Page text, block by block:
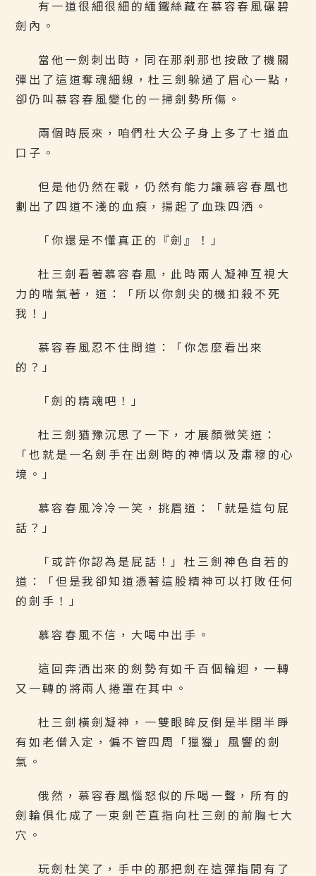
有一道很細很細的緬鐵絲藏在慕容春風碾碧
劍內。
當他一劍刺出時，同在那剎那也按啟了機關
彈出了這道奪魂細線，杜三劍躲過了眉心一點，
卻仍叫慕容春風變化的一掃劍勢所傷。
兩個時辰來，咱們杜大公子身上多了七道血
口子。
但是他仍然在戰，仍然有能力讓慕容春風也
劃出了四道不淺的血痕，揚起了血珠四洒。
「你還是不懂真正的『劍』！」
杜三劍看著慕容春風，此時兩人凝神互視大
力的喘氣著，道：「所以你劍尖的機扣殺不死
我！」
慕容春風忍不住問道：「你怎麼看出來
的？」
「劍的精魂吧！」
杜三劍猶豫沉思了一下，才展顏微笑道：
「也就是一名劍手在出劍時的神情以及肅穆的心
境。」
慕容春風冷冷一笑，挑眉道：「就是這句屁
話？」
「或許你認為是屁話！」杜三劍神色自若的
道：「但是我卻知道憑著這股精神可以打敗任何
的劍手！」
慕容春風不信，大喝中出手。
這回奔洒出來的劍勢有如千百個輪迴，一轉
又一轉的將兩人捲罩在其中。
杜三劍橫劍凝神，一雙眼眸反倒是半閉半睜
有如老僧入定，偏不管四周「獵獵」風響的劍
氣。
俄然，慕容春風惱怒似的斥喝一聲，所有的
劍輪俱化成了一束劍芒直指向杜三劍的前胸七大
穴。
玩劍杜笑了，手中的那把劍在這彈指間有了